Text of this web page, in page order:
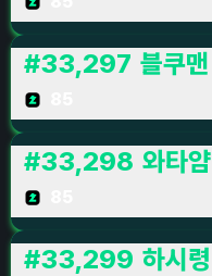
#33,297 블쿠맨
#33,298 와타얌
#33,299 하시령